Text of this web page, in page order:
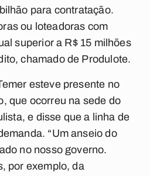
para contratação.
ou loteadoras com
superior a R$ 15 milhões
chamado de Produlote.
esteve presente no
que ocorreu na sede do
e disse que a linha de
“Um anseio do
no nosso governo.
por exemplo, da